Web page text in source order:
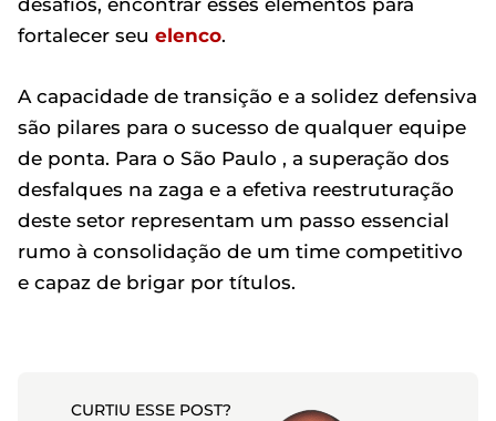
desafios, encontrar esses elementos para
fortalecer seu elenco.
A capacidade de transição e a solidez defensiva
são pilares para o sucesso de qualquer equipe
de ponta. Para o São Paulo , a superação dos
desfalques na zaga e a efetiva reestruturação
deste setor representam um passo essencial
rumo à consolidação de um time competitivo
e capaz de brigar por títulos.
CURTIU ESSE POST?